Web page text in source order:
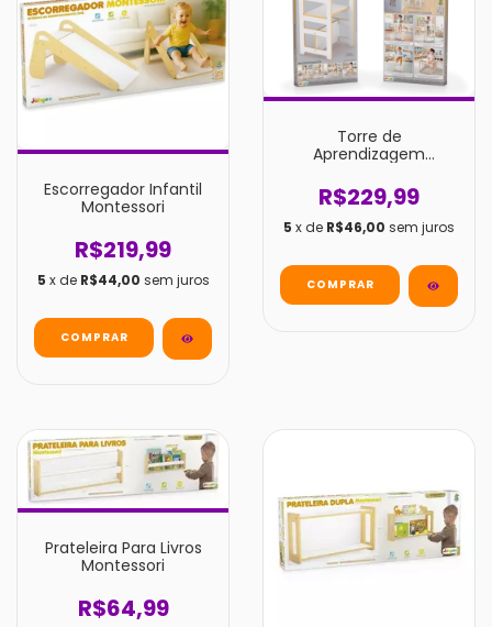
Escorregador Infantil
Montessori
R$219,99
5 x de R$44,00 sem juros
Torre de
Aprendizagem
Junges
R$229,99
5 x de R$46,00 sem juros
Prateleira Para Livros
Montessori
R$64,99